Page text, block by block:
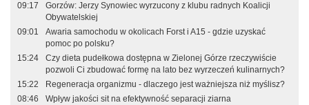
09:17
Gorzów: Jerzy Synowiec wyrzucony z klubu radnych Koalicji
Obywatelskiej
09:01
Awaria samochodu w okolicach Forst i A15 - gdzie uzyskać
pomoc po polsku?
15:24
Czy dieta pudełkowa dostępna w Zielonej Górze rzeczywiście
pozwoli Ci zbudować formę na lato bez wyrzeczeń kulinarnych?
15:22
Regeneracja organizmu - dlaczego jest ważniejsza niż myślisz?
08:46
Wpływ jakości sit na efektywność separacji ziarna